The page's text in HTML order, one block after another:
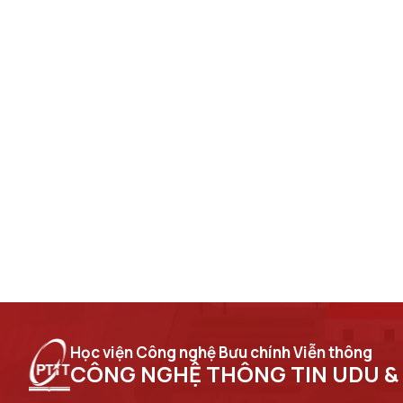
Học viện Công nghệ Bưu chính Viễn thông
CÔNG NGHỆ THÔNG TIN UDU